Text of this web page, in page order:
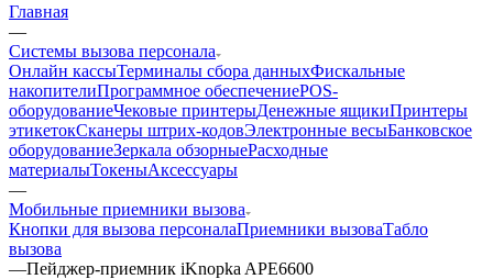
Главная
—
Системы вызова персонала
Онлайн кассыТерминалы сбора данныхФискальные
накопителиПрограммное обеспечениеPOS-
оборудованиеЧековые принтерыДенежные ящикиПринтеры
этикетокСканеры штрих-кодовЭлектронные весыБанковское
оборудованиеЗеркала обзорныеРасходные
материалыТокеныАксессуары
—
Мобильные приемники вызова
Кнопки для вызова персоналаПриемники вызоваТабло
вызова
—Пейджер-приемник iKnopka APE6600